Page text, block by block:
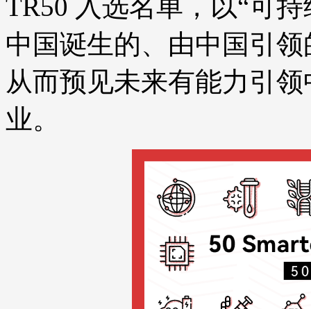
TR50 入选名单，以“可
中国诞生的、由中国引
从而预见未来有能力引
业。